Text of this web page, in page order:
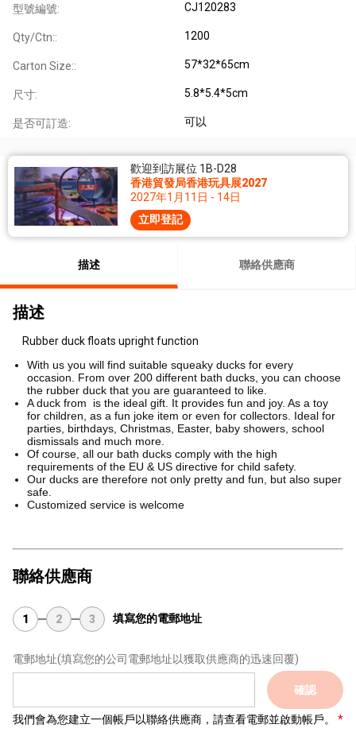
型號編號: CJ120283
Qty/Ctn:: 1200
Carton Size:: 57*32*65cm
尺寸: 5.8*5.4*5cm
是否可訂造: 可以
歡迎到訪展位 1B-D28
香港貿發局香港玩具展2027
2027年1月11日 - 14日
立即登記
描述 聯絡供應商
描述
Rubber duck floats upright function
With us you will find suitable squeaky ducks for every
occasion. From over 200 different bath ducks, you can choose
the rubber duck that you are guaranteed to like.
A duck from is the ideal gift. It provides fun and joy. As a toy
for children, as a fun joke item or even for collectors. Ideal for
parties, birthdays, Christmas, Easter, baby showers, school
dismissals and much more.
Of course, all our bath ducks comply with the high
requirements of the EU & US directive for child safety.
Our ducks are therefore not only pretty and fun, but also super
safe.
Customized service is welcome
聯絡供應商
1 2 3 填寫您的電郵地址
電郵地址(填寫您的公司電郵地址以獲取供應商的迅速回覆)
確認
我們會為您建立一個帳戶以聯絡供應商，請查看電郵並啟動帳戶。